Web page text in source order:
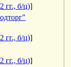
гг., б/ц)]
гг., б/ц)]
гг., б/ц)]